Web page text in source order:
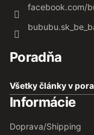
facebook.com/
Poradňa
Všetky články v
Informácie
Doprava/Shipping